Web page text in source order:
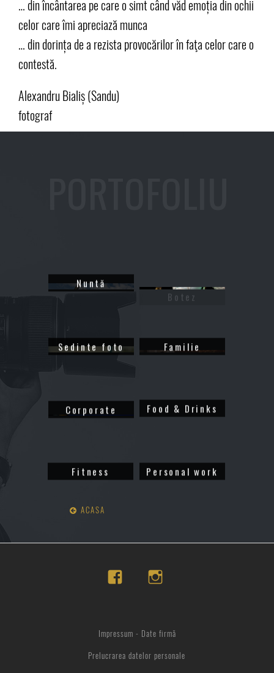
… din încântarea pe care o simt când văd emoția din ochii
celor care îmi apreciază munca
… din dorința de a rezista provocărilor în faţa celor care o
contestă.
Alexandru Bialiș (Sandu)
fotograf
Nuntă
Familie
Sedinte foto
Food & Drinks
Corporate
Personal work
Fitness
ACASA
Prelucrarea datelor personale
Impressum - Date firmă